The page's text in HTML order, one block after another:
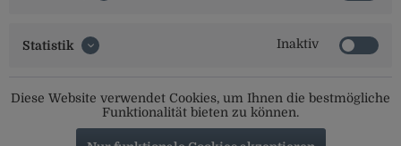
Folgt uns auf unseren Kanälen für alle Neuigkeiten:
Statistik Inaktiv
Diese Website verwendet Cookies, um Ihnen die bestmögliche
Funktionalität bieten zu können.